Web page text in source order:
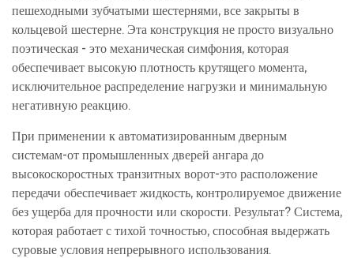
пешеходными зубчатыми шестернями, все закрыты в
кольцевой шестерне. Эта конструкция не просто визуально
поэтическая - это механическая симфония, которая
обеспечивает высокую плотность крутящего момента,
исключительное распределение нагрузки и минимальную
негативную реакцию.
При применении к автоматизированным дверным
системам-от промышленных дверей ангара до
высокоскоростных транзитных ворот-это расположение
передачи обеспечивает жидкость, контролируемое движение
без ущерба для прочности или скорости. Результат? Система,
которая работает с тихой точностью, способная выдержать
суровые условия непрерывного использования.